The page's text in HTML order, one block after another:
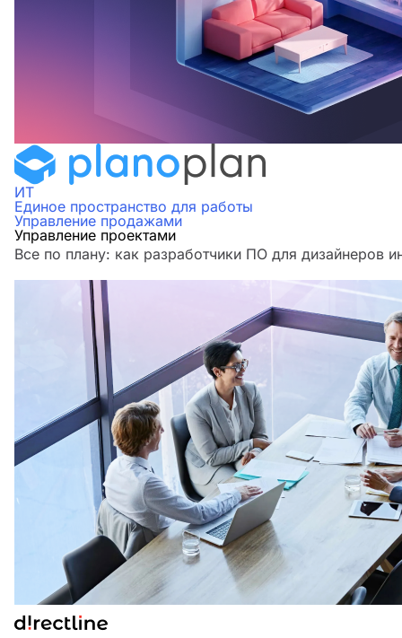
ИТ
Единое пространство для работы
Управление продажами
Управление проектами
Все по плану: как разработчики ПО для дизайнеров